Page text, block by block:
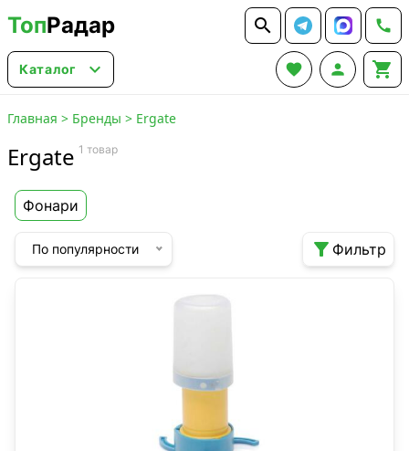
ТопРадар  
Каталог    
Главная > Бренды > Ergate
Ergate 1 товар
Фонари
По популярности  Фильтр